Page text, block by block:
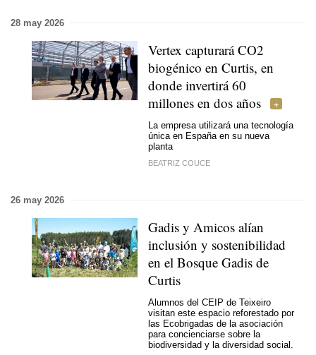
28 may 2026
Vertex capturará CO2
biogénico en Curtis, en
donde invertirá 60
millones en dos años
La empresa utilizará una tecnología
única en España en su nueva
planta
BEATRIZ COUCE
26 may 2026
Gadis y Amicos alían
inclusión y sostenibilidad
en el Bosque Gadis de
Curtis
Alumnos del CEIP de Teixeiro
visitan este espacio reforestado por
las Ecobrigadas de la asociación
para concienciarse sobre la
biodiversidad y la diversidad social.